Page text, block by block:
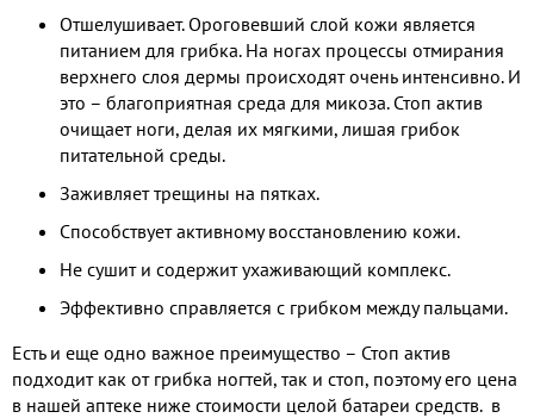
Отшелушивает. Ороговевший слой кожи является
питанием для грибка. На ногах процессы отмирания
верхнего слоя дермы происходят очень интенсивно. И
это – благоприятная среда для микоза. Стоп актив
очищает ноги, делая их мягкими, лишая грибок
питательной среды.
Заживляет трещины на пятках.
Способствует активному восстановлению кожи.
Не сушит и содержит ухаживающий комплекс.
Эффективно справляется с грибком между пальцами.
Есть и еще одно важное преимущество – Стоп актив
подходит как от грибка ногтей, так и стоп, поэтому его цена
в нашей аптеке ниже стоимости целой батареи средств. в